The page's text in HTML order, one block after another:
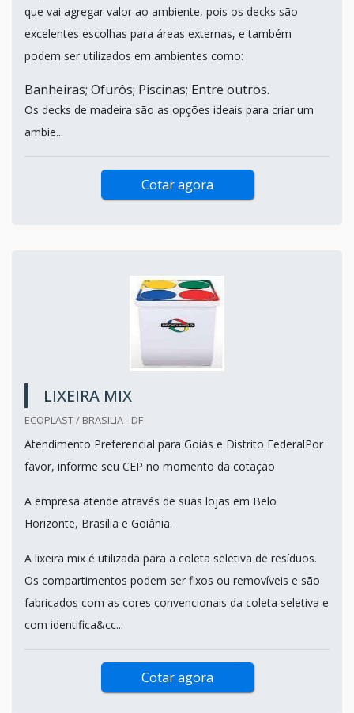
que vai agregar valor ao ambiente, pois os decks são
excelentes escolhas para áreas externas, e também
podem ser utilizados em ambientes como:
Banheiras; Ofurôs; Piscinas; Entre outros.
Os decks de madeira são as opções ideais para criar um
ambie...
Cotar agora
LIXEIRA MIX
ECOPLAST / BRASILIA - DF
Atendimento Preferencial para Goiás e Distrito FederalPor
favor, informe seu CEP no momento da cotação
A empresa atende através de suas lojas em Belo
Horizonte, Brasília e Goiânia.
A lixeira mix é utilizada para a coleta seletiva de resíduos.
Os compartimentos podem ser fixos ou removíveis e são
fabricados com as cores convencionais da coleta seletiva e
com identifica&cc...
Cotar agora